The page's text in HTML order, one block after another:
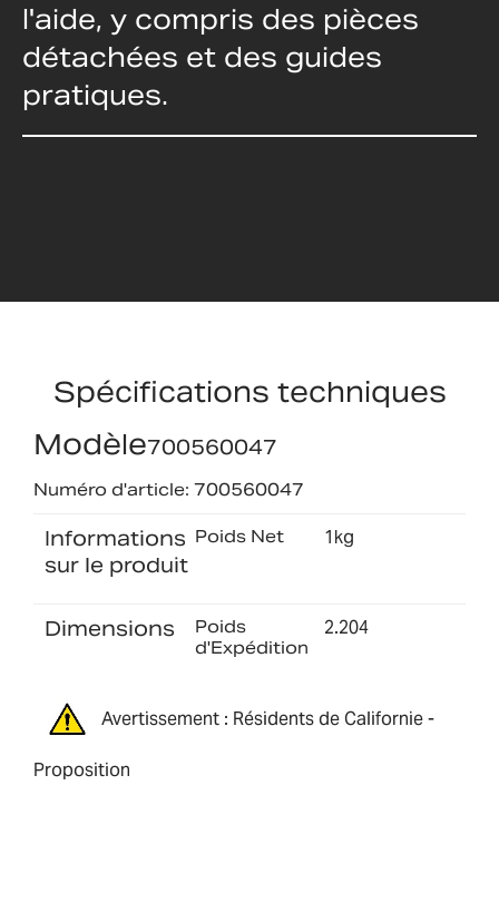
l'aide, y compris des pièces
détachées et des guides
pratiques.
Spécifications techniques
Modèle700560047
Numéro d'article: 700560047
Informations
sur le produit
Poids Net 1kg
Dimensions
Poids
d'Expédition
2.204
Avertissement : Résidents de Californie -
Proposition